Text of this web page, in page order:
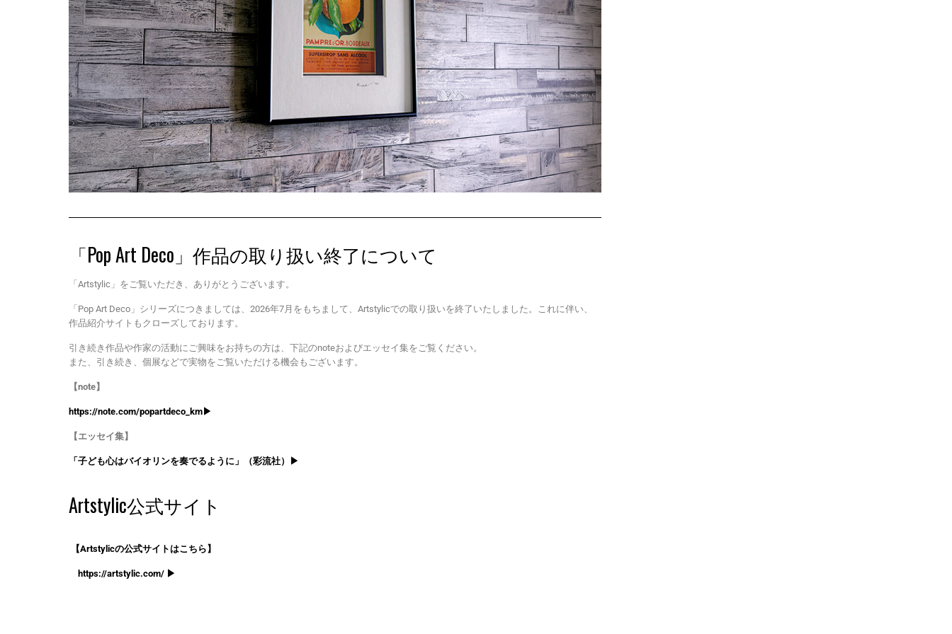
「Pop Art Deco」作品の取り扱い終了について
「Artstylic」をご覧いただき、ありがとうございます。
「Pop Art Deco」シリーズにつきましては、2026年7月をもちまして、Artstylicでの取り扱いを終了いたしました。これに伴い、
作品紹介サイトもクローズしております。
引き続き作品や作家の活動にご興味をお持ちの方は、下記のnoteおよびエッセイ集をご覧ください。
また、引き続き、個展などで実物をご覧いただける機会もございます。
【note】
https://note.com/popartdeco_km▶
【エッセイ集】
「子ども心はバイオリンを奏でるように」（彩流社）▶
Artstylic公式サイト
【Artstylicの公式サイトはこちら】
https://artstylic.com/ ▶